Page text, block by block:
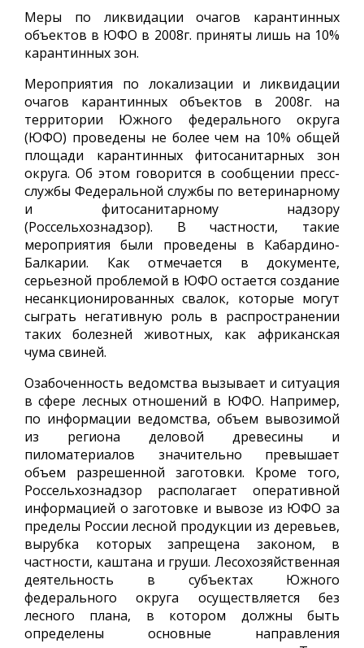
Меры по ликвидации очагов карантинных
объектов в ЮФО в 2008г. приняты лишь на 10%
карантинных зон.
Мероприятия по локализации и ликвидации
очагов карантинных объектов в 2008г. на
территории Южного федерального округа
(ЮФО) проведены не более чем на 10% общей
площади карантинных фитосанитарных зон
округа. Об этом говорится в сообщении пресс-
службы Федеральной службы по ветеринарному
и фитосанитарному надзору
(Россельхознадзор). В частности, такие
мероприятия были проведены в Кабардино-
Балкарии. Как отмечается в документе,
серьезной проблемой в ЮФО остается создание
несанкционированных свалок, которые могут
сыграть негативную роль в распространении
таких болезней животных, как африканская
чума свиней.
Озабоченность ведомства вызывает и ситуация
в сфере лесных отношений в ЮФО. Например,
по информации ведомства, объем вывозимой
из региона деловой древесины и
пиломатериалов значительно превышает
объем разрешенной заготовки. Кроме того,
Россельхознадзор располагает оперативной
информацией о заготовке и вывозе из ЮФО за
пределы России лесной продукции из деревьев,
вырубка которых запрещена законом, в
частности, каштана и груши. Лесохозяйственная
деятельность в субъектах Южного
федерального округа осуществляется без
лесного плана, в котором должны быть
определены основные направления